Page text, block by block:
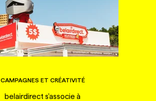
CAMPAGNES ET CRÉATIVITÉ
belairdirect s'associe à